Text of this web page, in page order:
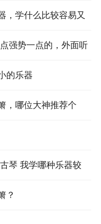
，学什么比较容易又
（我没音乐基础）
强势一点的，外面听
的~谢谢亲了
的乐器
，哪位大神推荐个
琴 我学哪种乐器较
？